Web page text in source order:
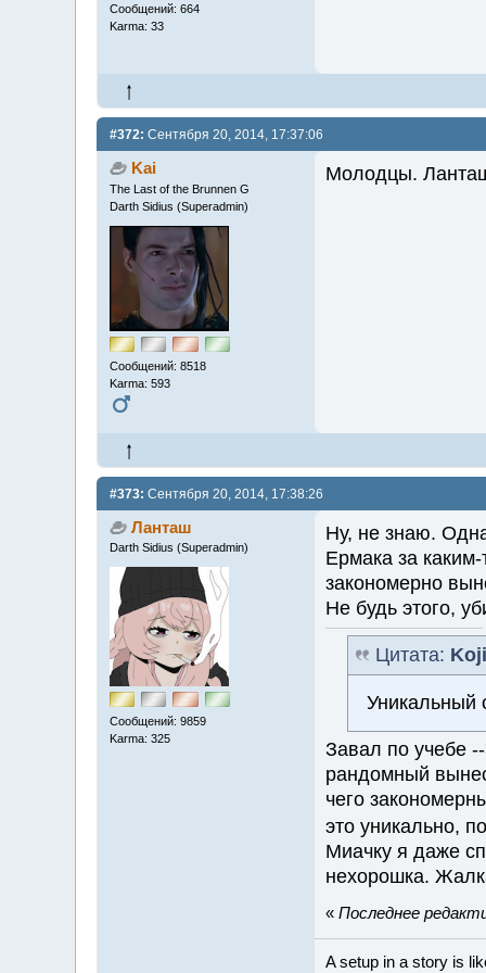
Сообщений: 664
Karma: 33
#372: Сентября 20, 2014, 17:37:06
Kai
The Last of the Brunnen G
Darth Sidius (Superadmin)
Сообщений: 8518
Karma: 593
Молодцы.
#373: Сентября 20, 2014, 17:38:26
Ланташ
Darth Sidius (Superadmin)
Сообщений: 9859
Karma: 325
Ну, не знаю.
Ермака за
закономерно
Не будь этого,
Цитата:
Уникальный
Завал по учебе
рандомный
чего
это уникально,
Миачку я даже
нехорошка.
« Последнее
A setup in a story is